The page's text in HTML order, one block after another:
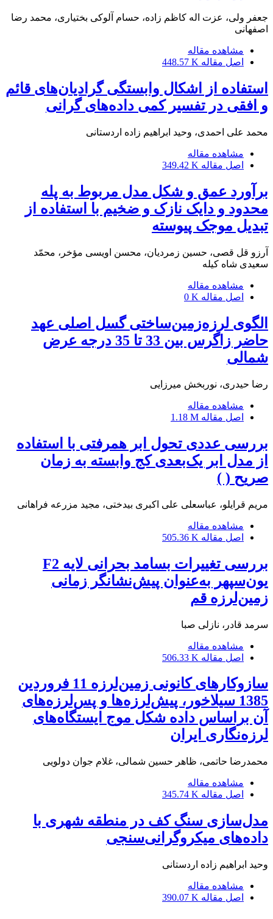
جعفر ولی، عزت اله کاظم زاده، حسام آلوکی بختیاری، محمد رضا
اصفهانی
مشاهده مقاله
اصل مقاله 448.57 K
استفاده از اشکال وابستگی گرادیان‌های قائم
و افقی در تفسیر کمی داده‌های گرانی
محمد علی احمدی، وحید ابراهیم زاده اردستانی
مشاهده مقاله
اصل مقاله 349.42 K
برآورد عمق و شکل مدل مربوط به پله
محدود و دایک نازک و ضخیم با استفاده از
تبدیل موجک پیوسته
آرزو قل قصی، حسین زمردیان، محسن اویسی مؤخر، محمّد
سعیدی شاه کیله
مشاهده مقاله
اصل مقاله 0 K
الگوی لرزه‌زمین‌ساختی گسل اصلی عهد
حاضر زاگرس بین 33 تا 35 درجه عرض‌
شمالی
رضا حیدری، نوربخش میرزایی
مشاهده مقاله
اصل مقاله 1.18 M
بررسی عددی تحول ابر همرفتی با استفاده
از مدل ابر یک‌بعدی کج وابسته به زمان
صریح ( )
مریم قرایلو، عباسعلی علی اکبری بیدختی، مجید مزرعه فراهانی
مشاهده مقاله
اصل مقاله 505.36 K
بررسی تغییرات بسامد بحرانی لایه F2
یون‌سپهر به‌عنوان پیش‌نشانگر زمانی
زمین‌لرزه قم
سرمد قادر، نازلی صبا
مشاهده مقاله
اصل مقاله 506.33 K
سازوکارهای کانونی زمین‌لرزه 11 فروردین
1385 سیلاخور، پیش‌لرزه‌ها و پس‌لرزه‌های
آن براساس داده شکل موج ایستگاه‌های
لرزه‌نگاری ایران
محمدرضا حاتمی، ظاهر حسین شمالی، غلام جوان دولویی
مشاهده مقاله
اصل مقاله 345.74 K
مدل‌سازی سنگ کف در منطقه شهری با
داده‌های میکروگرانی‌سنجی
وحید ابراهیم زاده اردستانی
مشاهده مقاله
اصل مقاله 390.07 K